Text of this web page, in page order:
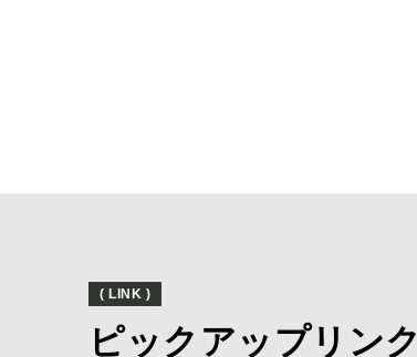
( LINK )
ピックアップリンク